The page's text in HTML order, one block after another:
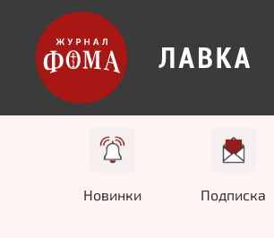
Новинки Подписка